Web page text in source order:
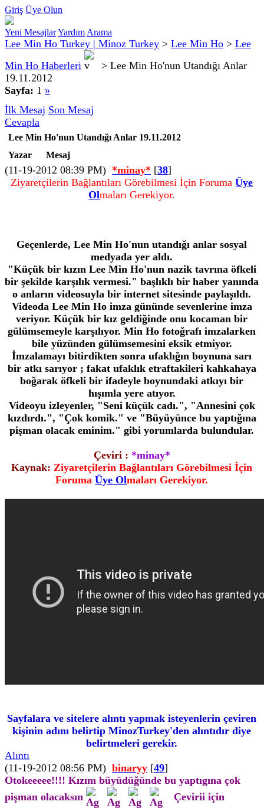
Giriş Üye Olun
Yeni MesajlarYardım Arama
Lee Min Ho Turkey | Minoz Turkey > Lee Min Ho > Lee
Min Ho Haberleri
> Lee Min Ho'nun Utandığı Anlar
19.11.2012
Sayfa: 1 »
İlk Mesaj Son Mesaj
Cevapla
Lee Min Ho'nun Utandığı Anlar 19.11.2012
Yazar
Mesaj
(11-19-2012 08:39 PM) *minay* [38]
Ziyaretçilerin Bağlantıları Görebilmesi İçin ForumaÜye
Olmaları Gerekiyor.
Geçenlerde, Lee Min Ho'nun utandığı anlar sosyal
medyada yer aldı.
"Küçük bir kızın Lee Min Ho'nun nazik tavrına öfkeli
bir şekilde karşılık vermesi." başlıklı bir haber yanında
o anların videosuyla bir internet sitesinde paylaşıldı.
Videoda Lee Min Ho imza gününde sevenlerine imza
veriyor. Küçük bir kız geldiğinde onu kocaman bir
gülümsemeyle karşılıyor. Min Ho fotoğrafı imzalarken
bile yüzünden gülümsemesini eksik etmiyor.
İmzalamayı bitirdikten sonra ufaklığın boynuna sarı
bir atkı sarıyor ; fakat ufaklık etraftakileri kahkahaya
boğarak öfkeli bir ifadeyle boynundaki atkıyı bir
hışımla yere atıyor.
Videoyu izleyenler, "Seni küçük cadı.", "Annesini çok
kızdırdı.", "Çok komik." ve "Büyüyünce bu yaptığına
pişman olacak eminim." gibi yorumlarda bulundular.
Çeviri : *minay*
Kaynak: Ziyaretçilerin Bağlantıları Görebilmesi İçin
ForumaÜye Olmaları Gerekiyor.
Sayfalara ve sitelere alıntı yapmak isteyenlerin çeviren
kişinin adını belirtip MinozTurkey'den alıntıdır diye
belirtmeleri gerekir.
Alıntı
(11-19-2012 08:56 PM) binaryy [49]
Otokeeeee!!!! Kızım büyüdüğünde bu yaptıgına çok
pişman olacaksın
Çevirii için